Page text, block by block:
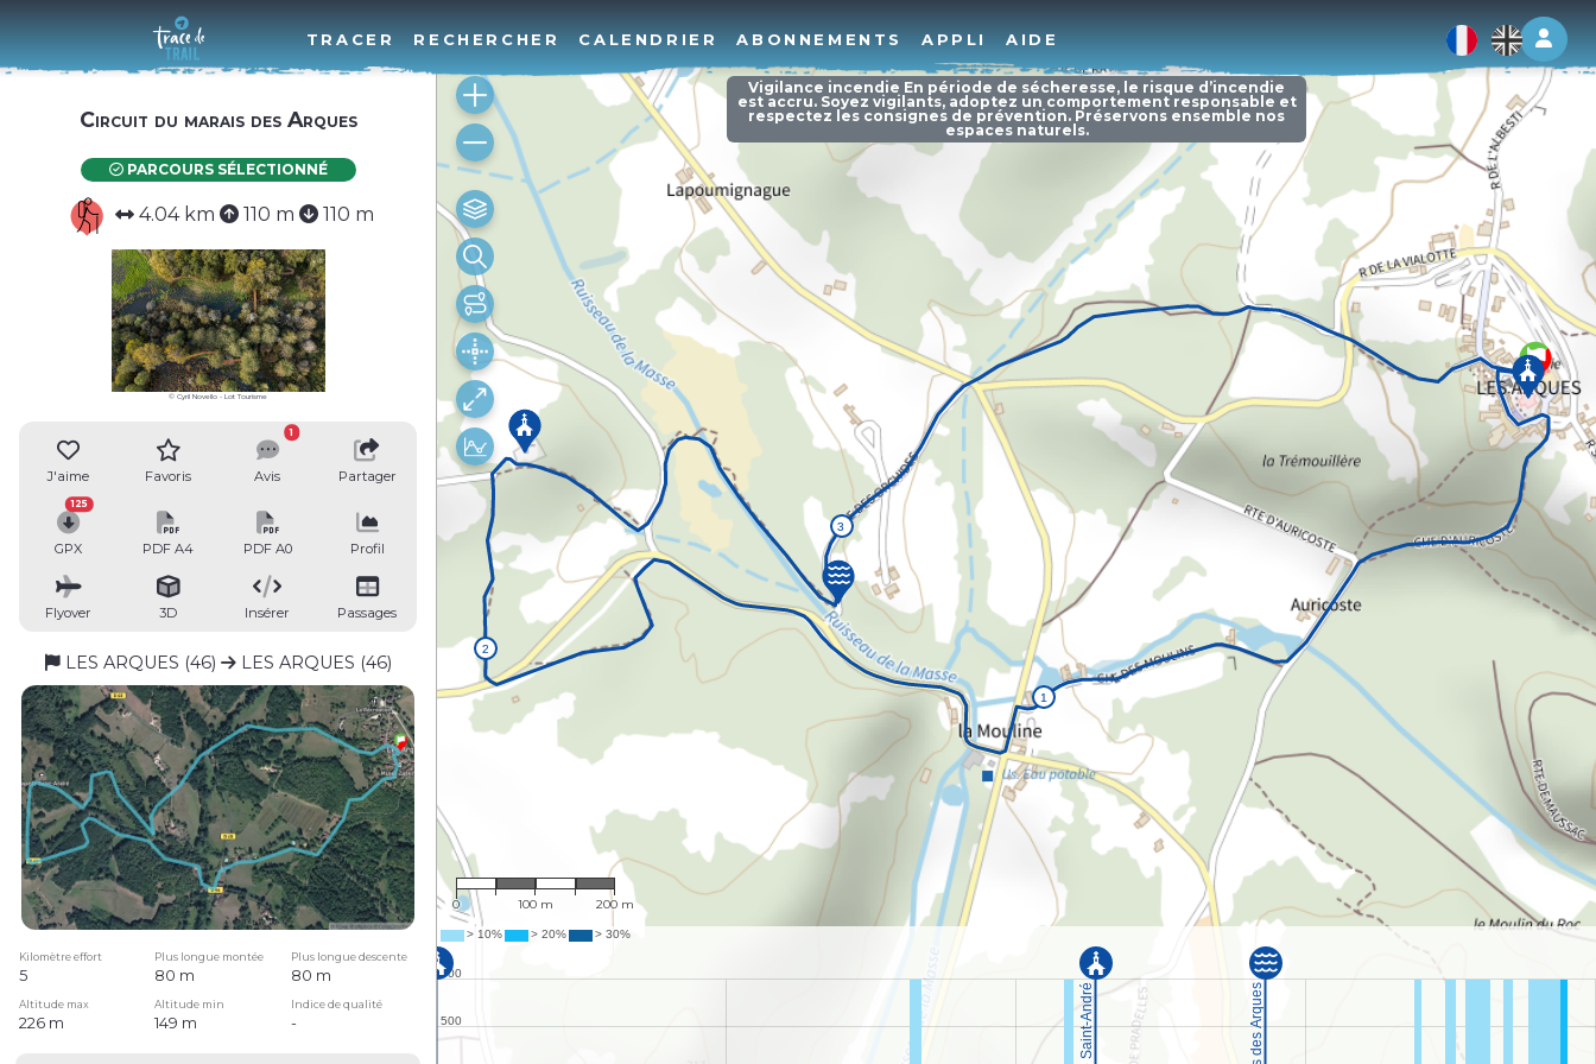
Log
TRACER RECHERCHER CALENDRIER ABONNEMENTS APPLI AIDE
Circuit du marais des Arques
PARCOURS SÉLECTIONNÉ
4.04 km 110 m 110 m
© Cyril Novello - Lot Tourisme
J'aime Favoris Avis
1
Partager
GPX
125
PDF A4 PDF A0 Profil
Flyover 3D Insérer Passages
LES ARQUES (46) LES ARQUES (46)
Kilomètre effort Plus longue montée Plus longue descente
5 80 m 80 m
Altitude max Altitude min Indice de qualité
226 m 149 m -
Vigilance incendie En période de sécheresse, le risque d’incendie
est accru. Soyez vigilants, adoptez un comportement responsable et
respectez les consignes de prévention. Préservons ensemble nos
espaces naturels.
0 100 m 200 m